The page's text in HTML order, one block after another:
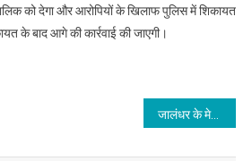
को देगा और आरोपियों के खिलाफ पुलिस में शिकायत
के बाद आगे की कार्रवाई की जाएगी।
जालंधर के मेयर विनीत धीर की माता का निधन,आज शाम होगा अंतिम संस्कार